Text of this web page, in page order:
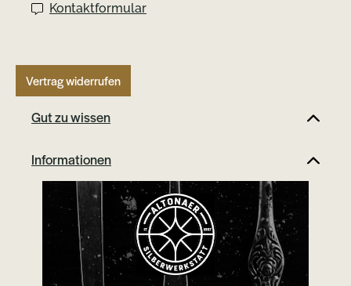
Kontaktformular
Vertrag widerrufen
Gut zu wissen
Informationen